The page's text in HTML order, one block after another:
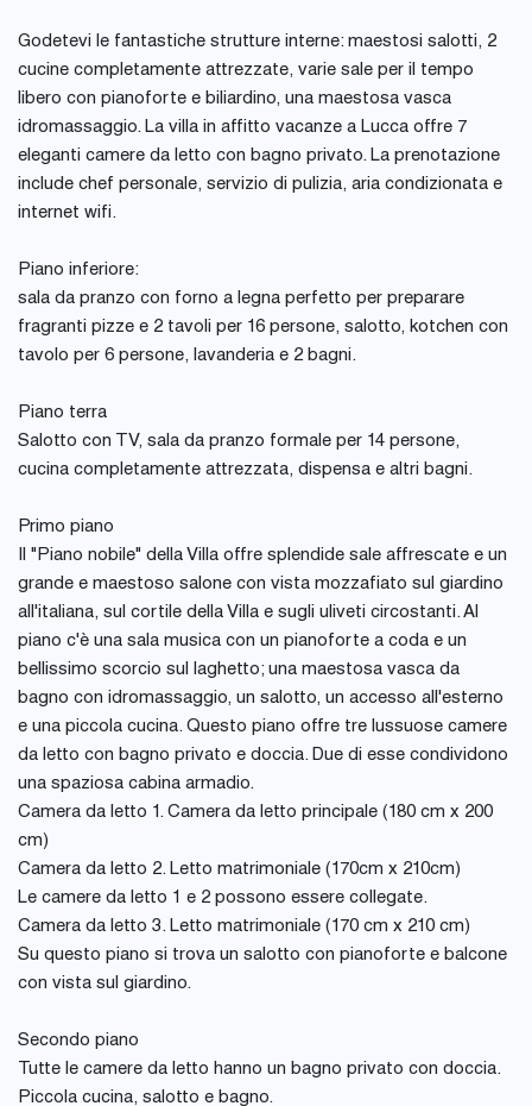
Godetevi le fantastiche strutture interne: maestosi salotti, 2
cucine completamente attrezzate, varie sale per il tempo
libero con pianoforte e biliardino, una maestosa vasca
idromassaggio. La villa in affitto vacanze a Lucca offre 7
eleganti camere da letto con bagno privato. La prenotazione
include chef personale, servizio di pulizia, aria condizionata e
internet wifi.
Piano inferiore:
sala da pranzo con forno a legna perfetto per preparare
fragranti pizze e 2 tavoli per 16 persone, salotto, kotchen con
tavolo per 6 persone, lavanderia e 2 bagni.
Piano terra
Salotto con TV, sala da pranzo formale per 14 persone,
cucina completamente attrezzata, dispensa e altri bagni.
Primo piano
Il "Piano nobile" della Villa offre splendide sale affrescate e un
grande e maestoso salone con vista mozzafiato sul giardino
all'italiana, sul cortile della Villa e sugli uliveti circostanti. Al
piano c'è una sala musica con un pianoforte a coda e un
bellissimo scorcio sul laghetto; una maestosa vasca da
bagno con idromassaggio, un salotto, un accesso all'esterno
e una piccola cucina. Questo piano offre tre lussuose camere
da letto con bagno privato e doccia. Due di esse condividono
una spaziosa cabina armadio.
Camera da letto 1. Camera da letto principale (180 cm x 200
cm)
Camera da letto 2. Letto matrimoniale (170cm x 210cm)
Le camere da letto 1 e 2 possono essere collegate.
Camera da letto 3. Letto matrimoniale (170 cm x 210 cm)
Su questo piano si trova un salotto con pianoforte e balcone
con vista sul giardino.
Secondo piano
Tutte le camere da letto hanno un bagno privato con doccia.
Piccola cucina, salotto e bagno.